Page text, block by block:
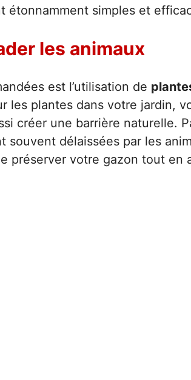
étonnamment simples et
les animaux
est l’utilisation de
les plantes dans votre jardin,
créer une barrière naturelle.
souvent délaissées par les
préserver votre gazon tout en